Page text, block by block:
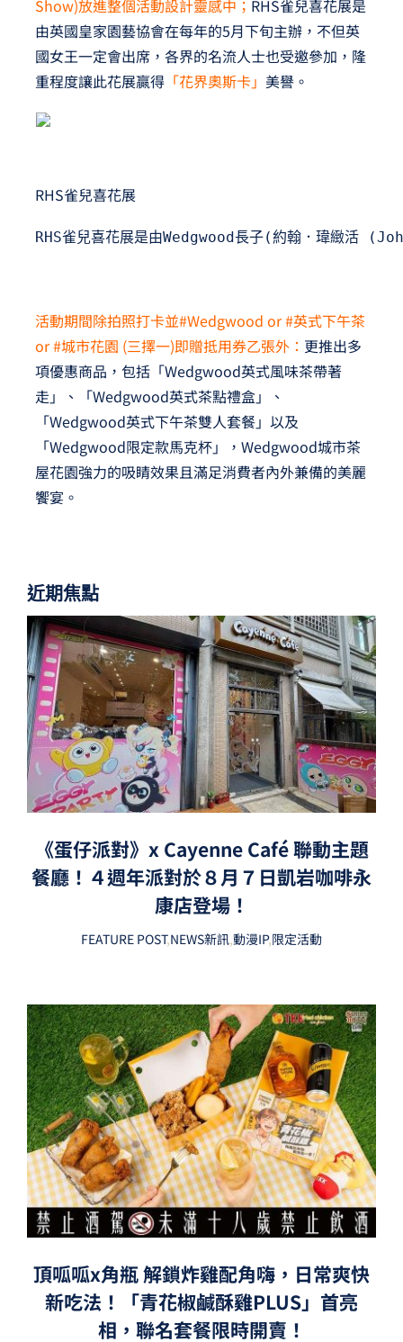
Show)放進整個活動設計靈感中； RHS雀兒喜花展是
由英國皇家園藝協會在每年的5月下旬主辦，不但英
國女王一定會出席，各界的名流人士也受邀參加，隆
重程度讓此花展贏得「花界奧斯卡」 美譽。
RHS雀兒喜花展
RHS雀兒喜花展是由Wedgwood長子(約翰．瑋緻活
活動期間除拍照打卡並#Wedgwood or #英式下午茶
or #城市花園 (三擇一)即贈抵用券乙張外： 更推出多
項優惠商品，包括「Wedgwood英式風味茶帶著
走」、「Wedgwood英式茶點禮盒」、
「Wedgwood英式下午茶雙人套餐」以及
「Wedgwood限定款馬克杯」，Wedgwood城市茶
屋花園強力的吸睛效果且滿足消費者內外兼備的美麗
饗宴。
近期焦點
《蛋仔派對》x Cayenne Café 聯動主題
餐廳！４週年派對於８月７日凱岩咖啡永
康店登場！
FEATURE POST,NEWS新訊,動漫IP,限定活動
頂呱呱x角瓶 解鎖炸雞配角嗨，日常爽快
新吃法！「青花椒鹹酥雞PLUS」首亮
相，聯名套餐限時開賣！